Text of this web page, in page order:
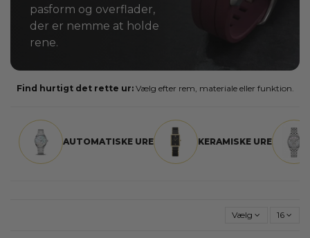
pasform og overflader,
der er nemme at holde
rene.
Find hurtigt det rette ur:Vælg efter rem, materiale eller funktion.
AUTOMATISKE URE KERAMISKE URE
Vælg 16